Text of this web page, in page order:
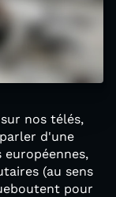
nos télés,
d'une
(au sens
pour